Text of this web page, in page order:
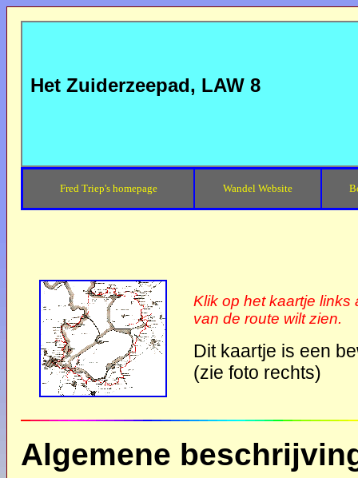
Het Zuiderzeepad, LAW 8
Fred Triep's homepage Wandel Website
Klik op het kaartje links
van de route wilt zien.
Dit kaartje is een
(zie foto rechts)
Algemene